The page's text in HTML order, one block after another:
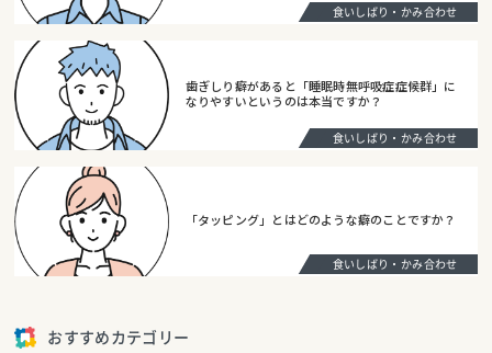
食いしばり・かみ合わせ
歯ぎしり癖があると「睡眠時無呼吸症症候群」に
なりやすいというのは本当ですか？
食いしばり・かみ合わせ
「タッピング」とはどのような癖のことですか？
食いしばり・かみ合わせ
おすすめカテゴリー